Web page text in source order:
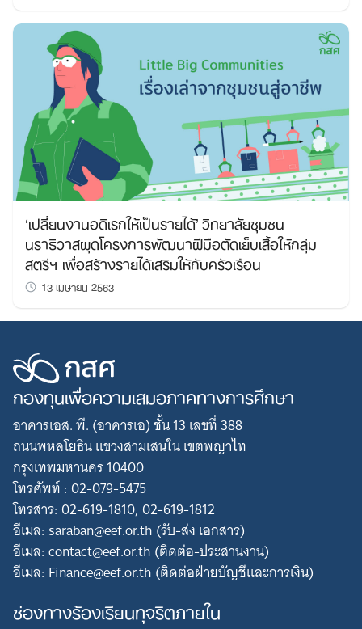
‘เปลี่ยนงานอดิเรกให้เป็นรายได้’ วิทยาลัยชุมชน
นราธิวาสผุดโครงการพัฒนาฝีมือตัดเย็บเสื้อให้กลุ่ม
สตรีฯ เพื่อสร้างรายได้เสริมให้กับครัวเรือน
13 เมษายน 2563
กองทุนเพื่อความเสมอภาคทางการศึกษา
อาคารเอส. พี. (อาคารเอ) ชั้น 13 เลขที่ 388
ถนนพหลโยธิน แขวงสามเสนใน เขตพญาไท
กรุงเทพมหานคร 10400
โทรศัพท์ : 02-079-5475
โทรสาร: 02-619-1810, 02-619-1812
อีเมล: saraban@eef.or.th (รับ-ส่ง เอกสาร)
อีเมล: contact@eef.or.th (ติดต่อ-ประสานงาน)
อีเมล: Finance@eef.or.th (ติดต่อฝ่ายบัญชีและการเงิน)
ช่องทางร้องเรียนทุจริตภายใน